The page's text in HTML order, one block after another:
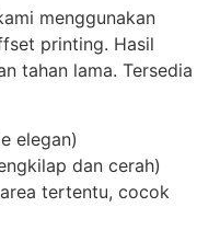
menggunakan
printing. Hasil
tahan lama. Tersedia
elegan)
dan cerah)
tertentu, cocok